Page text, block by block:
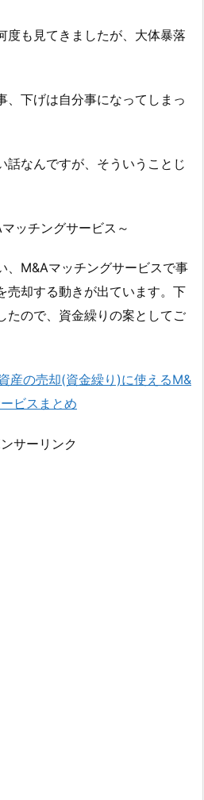
度も見てきましたが、大体暴落
、下げは自分事になってしまっ
話なんですが、そういうことじ
ッチングサービス～
、M&Aマッチングサービスで事
売却する動きが出ています。下
たので、資金繰りの案としてご
産の売却(資金繰り)に使えるM&
ビスまとめ
サーリンク